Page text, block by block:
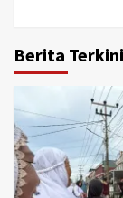
Berita Terkini